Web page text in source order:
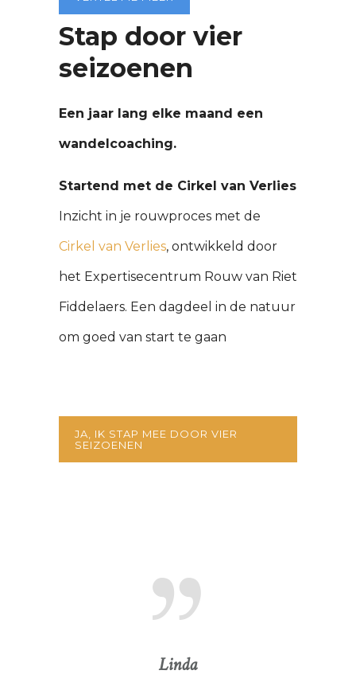
Stap door vier
seizoenen
Een jaar lang elke maand een
wandelcoaching.
Startend met de Cirkel van Verlies
Inzicht in je rouwproces met de
Cirkel van Verlies, ontwikkeld door
het Expertisecentrum Rouw van Riet
Fiddelaers. Een dagdeel in de natuur
om goed van start te gaan
JA, IK STAP MEE DOOR VIER
SEIZOENEN
Linda